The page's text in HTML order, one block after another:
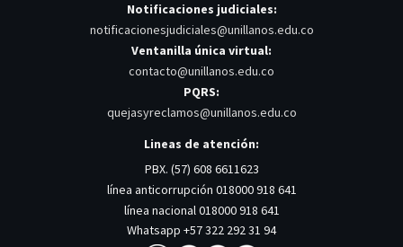
Notificaciones judiciales:
notificacionesjudiciales@unillanos.edu.co
Ventanilla única virtual:
contacto@unillanos.edu.co
PQRS:
quejasyreclamos@unillanos.edu.co
Lineas de atención:
PBX. (57) 608 6611623
línea anticorrupción 018000 918 641
línea nacional 018000 918 641
Whatsapp +57 322 292 31 94